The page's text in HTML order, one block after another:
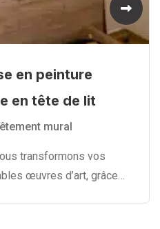
en peinture
en tête de lit
mural
transformons vos
œuvres d’art, grâce…